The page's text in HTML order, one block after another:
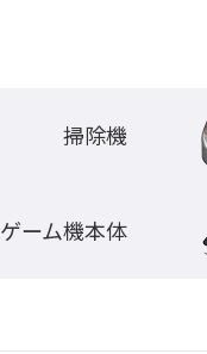
掃除機
ゲーム機本体